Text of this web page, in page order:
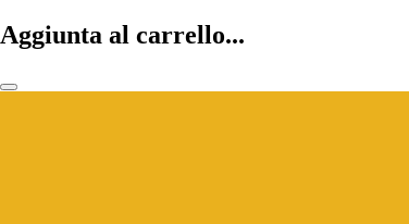
Aggiunta al carrello...